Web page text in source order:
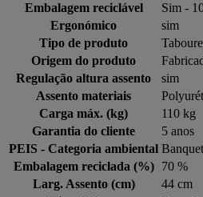
Embalagem reciclável
Sim -
Ergonómico
sim
Tipo de produto
Origem do produto
Regulação altura assento
sim
Assento materiais
Carga máx. (kg)
110 kg
Garantia do cliente
5 anos
PEIS - Categoria ambiental
Embalagem reciclada (%)
70 %
Larg. Assento (cm)
44 cm